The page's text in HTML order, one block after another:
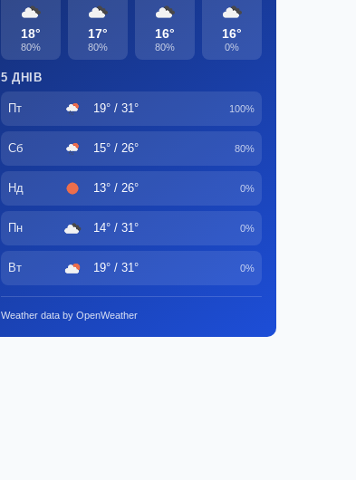
18°
80%
17°
80%
16°
80%
16°
0%
5 ДНІВ
Пт 19° / 31° 100%
Сб 15° / 26° 80%
Нд 13° / 26° 0%
Пн 14° / 31° 0%
Вт 19° / 31° 0%
Weather data by OpenWeather